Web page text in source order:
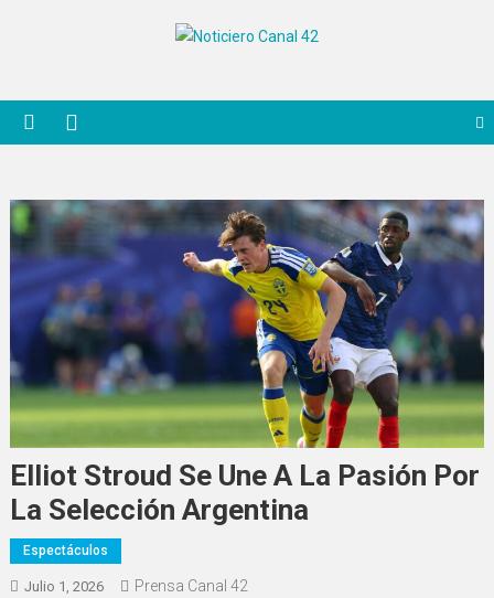
Elliot Stroud Se Une A La Pasión Por
La Selección Argentina
Espectáculos
Julio 1, 2026 Prensa Canal 42